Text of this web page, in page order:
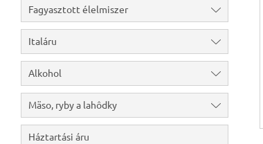
Fagyasztott élelmiszer
Italáru
Alkohol
Mäso, ryby a lahôdky
Háztartási áru